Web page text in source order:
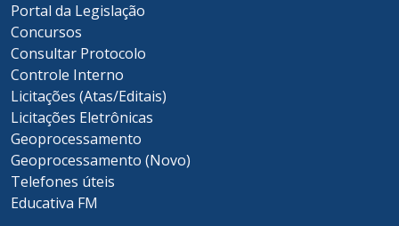
Portal da Legislação
Concursos
Consultar Protocolo
Controle Interno
Licitações (Atas/Editais)
Licitações Eletrônicas
Geoprocessamento
Geoprocessamento (Novo)
Telefones úteis
Educativa FM